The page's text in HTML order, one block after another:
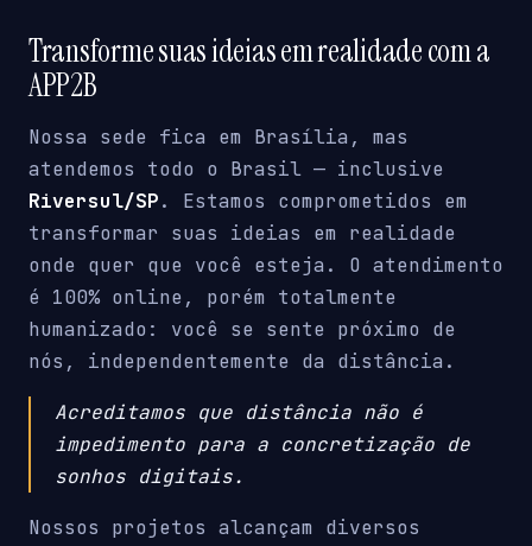
Transforme suas ideias em realidade com a
APP2B
Nossa sede fica em Brasília, mas
atendemos todo o Brasil — inclusive
Riversul/SP. Estamos comprometidos em
transformar suas ideias em realidade
onde quer que você esteja. O atendimento
é 100% online, porém totalmente
humanizado: você se sente próximo de
nós, independentemente da distância.
Acreditamos que distância não é
impedimento para a concretização de
sonhos digitais.
Nossos projetos alcançam diversos